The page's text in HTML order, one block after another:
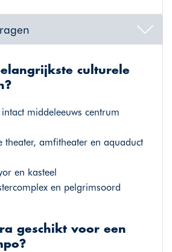
culturele
middeleeuws centrum
theater, amfitheater en aquaduct
en kasteel
en pelgrimsoord
geschikt voor een